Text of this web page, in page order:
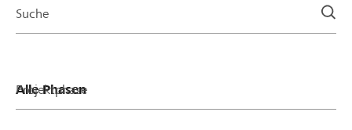
Suche
Projektphase